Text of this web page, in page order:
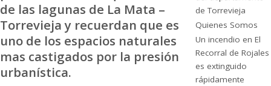
de las lagunas de La Mata –
Torrevieja y recuerdan que es
uno de los espacios naturales
mas castigados por la presión
urbanística.
de Torrevieja
Quienes Somos
Un incendio en El
Recorral de Rojales
es extinguido
rápidamente